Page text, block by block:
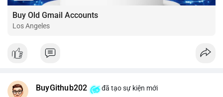
Buy Old Gmail Accounts
Los Angeles
BuyGithub202 đã tạo sự kiện mới